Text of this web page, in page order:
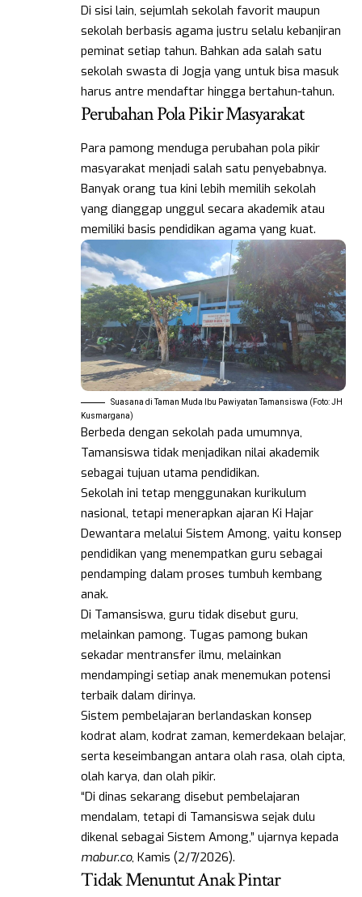
Di sisi lain, sejumlah sekolah favorit maupun
sekolah berbasis agama justru selalu kebanjiran
peminat setiap tahun. Bahkan ada salah satu
sekolah swasta di Jogja yang untuk bisa masuk
harus antre mendaftar hingga bertahun-tahun.
Perubahan Pola Pikir Masyarakat
Para pamong menduga perubahan pola pikir
masyarakat menjadi salah satu penyebabnya.
Banyak orang tua kini lebih memilih sekolah
yang dianggap unggul secara akademik atau
memiliki basis pendidikan agama yang kuat.
Suasana di Taman Muda Ibu Pawiyatan Tamansiswa (Foto: JH
Kusmargana)
Berbeda dengan sekolah pada umumnya,
Tamansiswa tidak menjadikan nilai akademik
sebagai tujuan utama pendidikan.
Sekolah ini tetap menggunakan kurikulum
nasional, tetapi menerapkan ajaran Ki Hajar
Dewantara melalui Sistem Among, yaitu konsep
pendidikan yang menempatkan guru sebagai
pendamping dalam proses tumbuh kembang
anak.
Di Tamansiswa, guru tidak disebut guru,
melainkan pamong. Tugas pamong bukan
sekadar mentransfer ilmu, melainkan
mendampingi setiap anak menemukan potensi
terbaik dalam dirinya.
Sistem pembelajaran berlandaskan konsep
kodrat alam, kodrat zaman, kemerdekaan belajar,
serta keseimbangan antara olah rasa, olah cipta,
olah karya, dan olah pikir.
“Di dinas sekarang disebut pembelajaran
mendalam, tetapi di Tamansiswa sejak dulu
dikenal sebagai Sistem Among,” ujarnya kepada
mabur.co, Kamis (2/7/2026).
Tidak Menuntut Anak Pintar